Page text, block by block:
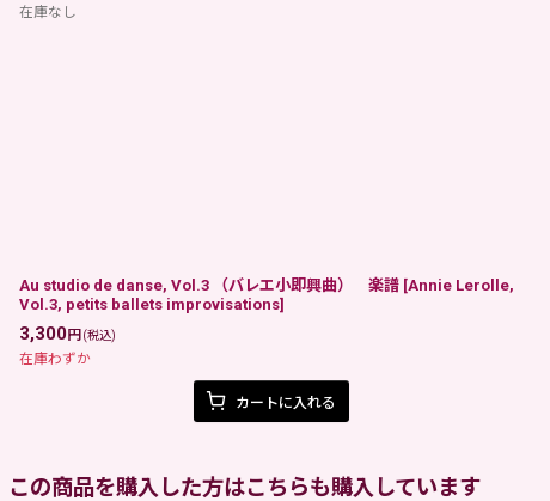
在庫なし
Au studio de danse, Vol.3 （バレエ小即興曲） 楽譜 [Annie Lerolle,
Vol.3, petits ballets improvisations]
3,300円(税込)
在庫わずか
カートに入れる
この商品を購入した方はこちらも購入しています